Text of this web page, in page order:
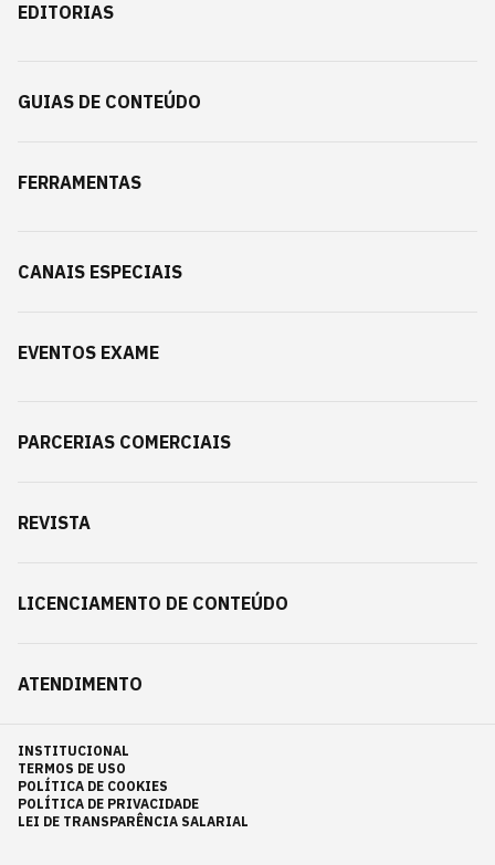
EDITORIAS
GUIAS DE CONTEÚDO
FERRAMENTAS
CANAIS ESPECIAIS
EVENTOS EXAME
PARCERIAS COMERCIAIS
REVISTA
LICENCIAMENTO DE CONTEÚDO
ATENDIMENTO
INSTITUCIONAL
TERMOS DE USO
POLÍTICA DE COOKIES
POLÍTICA DE PRIVACIDADE
LEI DE TRANSPARÊNCIA SALARIAL